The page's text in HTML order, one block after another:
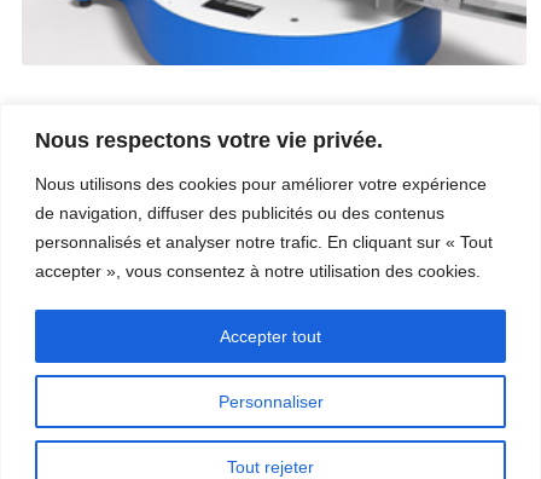
Nous respectons votre vie privée.
Nous utilisons des cookies pour améliorer votre expérience
de navigation, diffuser des publicités ou des contenus
personnalisés et analyser notre trafic. En cliquant sur « Tout
accepter », vous consentez à notre utilisation des cookies.
Personnaliser
Tout rejeter
Accepter tout
Entreprise
Coordonnées
Video
Services
Qualité
Certifications
Copyright © 2026 - Paber Aluminium. Tous droits réservés -Politique de